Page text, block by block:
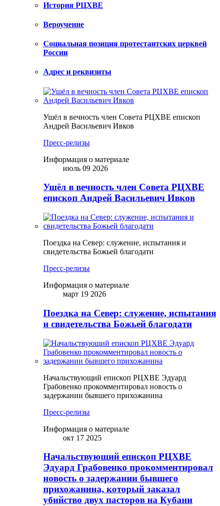
История РЦХВЕ
Вероучение
Социальная позиция протестантских церквей
России
Адрес и реквизиты
Ушёл в вечность член Совета РЦХВЕ епископ
Андрей Васильевич Ивков
Пресс-релизы
Информация о материале
июль 09 2026
Ушёл в вечность член Совета РЦХВЕ
епископ Андрей Васильевич Ивков
Поездка на Север: служение, испытания и
свидетельства Божьей благодати
Пресс-релизы
Информация о материале
март 19 2026
Поездка на Север: служение, испытания
и свидетельства Божьей благодати
Начальствующий епископ РЦХВЕ Эдуард
Грабовенко прокомментировал новость о
задержании бывшего прихожанина
Пресс-релизы
Информация о материале
окт 17 2025
Начальствующий епископ РЦХВЕ
Эдуард Грабовенко прокомментировал
новость о задержании бывшего
прихожанина, который заказал
убийство двух пасторов на Кубани